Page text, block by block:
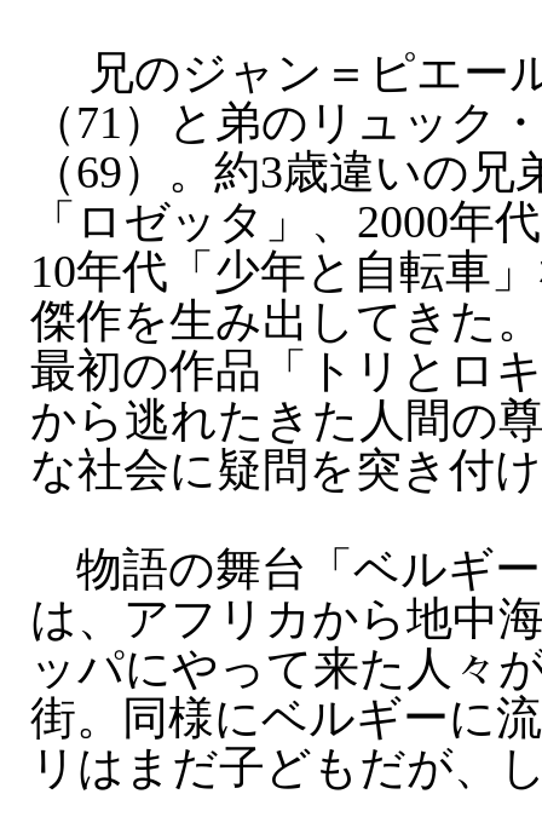
兄のジャン＝ピエー
（71）と弟のリュック
（69）。約3歳違いの兄
「ロゼッタ」、2000年
10年代「少年と自転車
傑作を生み出してきた
最初の作品「トリとロ
から逃れたきた人間の
な社会に疑問を突き付
物語の舞台「ベルギ
は、アフリカから地中
ッパにやって来た人々
街。同様にベルギーに
リはまだ子どもだが、